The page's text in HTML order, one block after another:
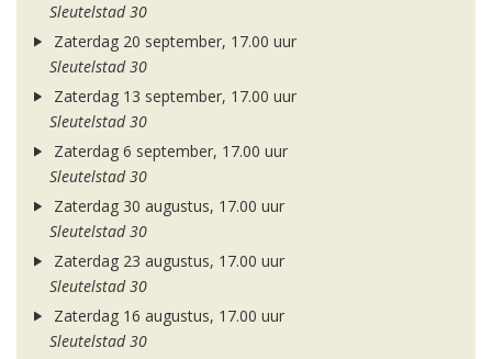
Sleutelstad 30
Zaterdag 20 september, 17.00 uur
Sleutelstad 30
Zaterdag 13 september, 17.00 uur
Sleutelstad 30
Zaterdag 6 september, 17.00 uur
Sleutelstad 30
Zaterdag 30 augustus, 17.00 uur
Sleutelstad 30
Zaterdag 23 augustus, 17.00 uur
Sleutelstad 30
Zaterdag 16 augustus, 17.00 uur
Sleutelstad 30